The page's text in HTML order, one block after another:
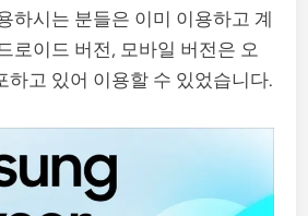
하시는 분들은 이미 이용하고 계
로이드 버전, 모바일 버전은 오
하고 있어 이용할 수 있었습니다.